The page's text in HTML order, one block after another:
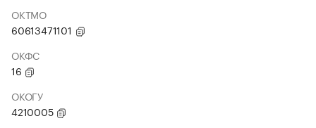
ОКТМО
60613471101
ОКФС
16
ОКОГУ
4210005